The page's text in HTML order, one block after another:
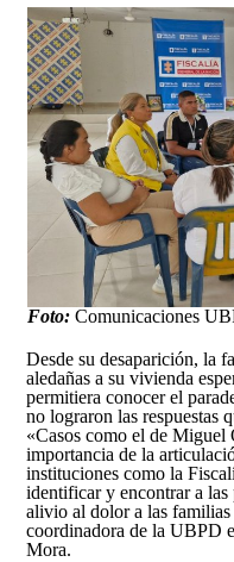
Foto:Comunicaciones
Desde su desaparición, la
aledañas a su vivienda
permitiera conocer el
no lograron las respuestas
«Casos como el de Miguel
importancia de la
instituciones como la
identificar y encontrar a las
alivio al dolor a las familias
coordinadora de la UBPD
Mora.